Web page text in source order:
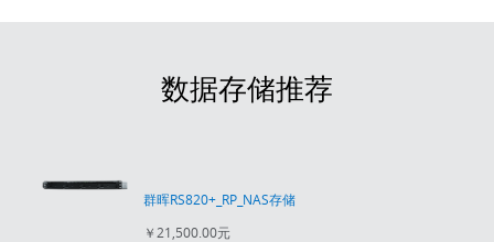
数据存储推荐
群晖RS820+_RP_NAS存储
￥21,500.00元